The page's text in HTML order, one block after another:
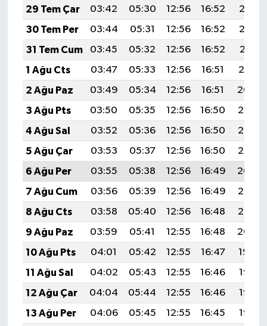
29 Tem Çar
03:42 05:30 12:56 16:52
20:13
30 Tem Per
03:44 05:31 12:56 16:52
20:12
31 Tem Cum
03:45 05:32 12:56 16:52
20:11
1 Ağu Cts
03:47 05:33 12:56 16:51
20:10
2 Ağu Paz
03:49 05:34 12:56 16:51
20:09
3 Ağu Pts
03:50 05:35 12:56 16:50
20:08
4 Ağu Sal
03:52 05:36 12:56 16:50
20:07
5 Ağu Çar
03:53 05:37 12:56 16:50
20:05
6 Ağu Per
03:55 05:38 12:56 16:49
20:04
7 Ağu Cum
03:56 05:39 12:56 16:49
20:03
8 Ağu Cts
03:58 05:40 12:56 16:48
20:02
9 Ağu Paz
03:59 05:41 12:55 16:48
20:00
10 Ağu Pts
04:01 05:42 12:55 16:47
19:59
11 Ağu Sal
04:02 05:43 12:55 16:46
19:58
12 Ağu Çar
04:04 05:44 12:55 16:46
19:57
13 Ağu Per
04:06 05:45 12:55 16:45 19:55